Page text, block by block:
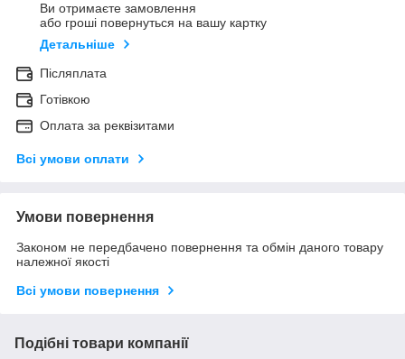
Ви отримаєте замовлення
або гроші повернуться на вашу картку
Детальніше
Післяплата
Готівкою
Оплата за реквізитами
Всі умови оплати
Умови повернення
Законом не передбачено повернення та обмін даного товару
належної якості
Всі умови повернення
Подібні товари компанії